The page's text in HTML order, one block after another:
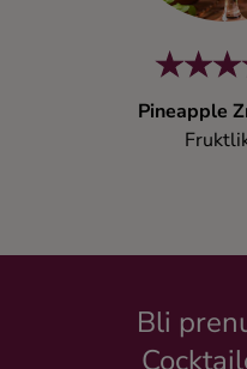
Pineapple
Bli